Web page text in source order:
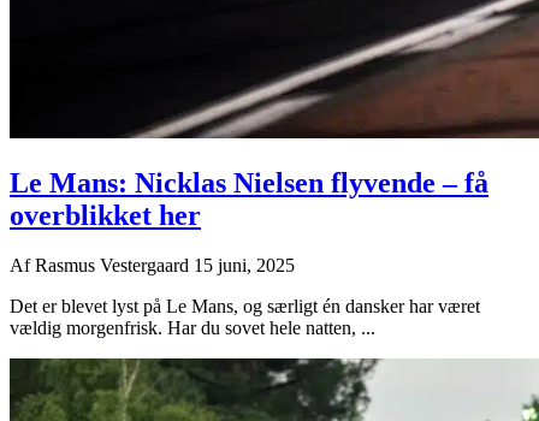
Le Mans: Nicklas Nielsen flyvende – få
overblikket her
AfRasmus Vestergaard 15 juni, 2025
Det er blevet lyst på Le Mans, og særligt én dansker har været
vældig morgenfrisk. Har du sovet hele natten, ...